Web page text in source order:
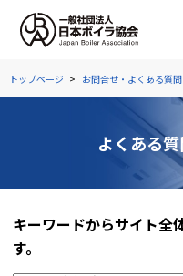
トップページ お問合せ・よくある質問
よくある
キーワードからサイト全
す。